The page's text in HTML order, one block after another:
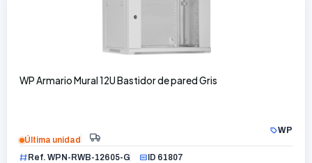
WP Armario Mural 12U Bastidor de pared Gris
WP
Última unidad
Ref. WPN-RWB-12605-G
ID 61807